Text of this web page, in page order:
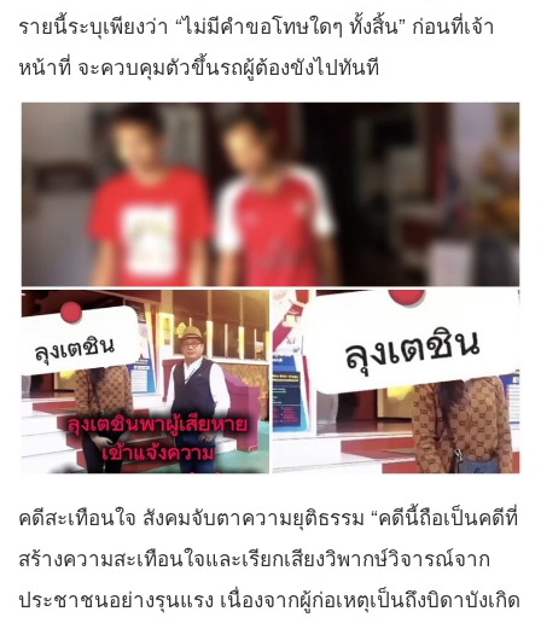
รายนี้ระบุเพียงว่า “ไม่มีคำขอโทษใดๆ ทั้งสิ้น” ก่อนที่เจ้า
หน้าที่ จะควบคุมตัวขึ้นรถผู้ต้องขังไปทันที
คดีสะเทือนใจ สังคมจับตาความยุติธรรม “คดีนี้ถือเป็นคดีที่
สร้างความสะเทือนใจและเรียกเสียงวิพากษ์วิจารณ์จาก
ประชาชนอย่างรุนแรง เนื่องจากผู้ก่อเหตุเป็นถึงบิดาบังเกิด